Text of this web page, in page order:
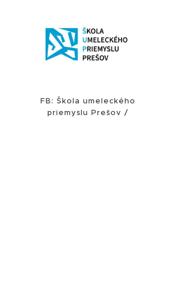
FB: Škola umeleckého
priemyslu Prešov /